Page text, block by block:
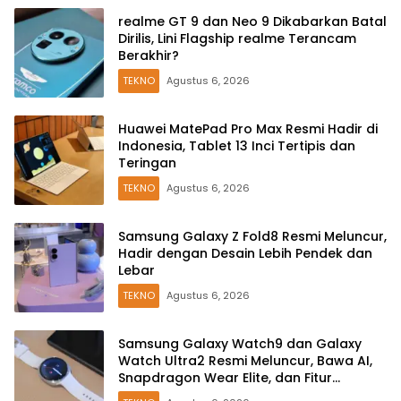
realme GT 9 dan Neo 9 Dikabarkan Batal
Dirilis, Lini Flagship realme Terancam
Berakhir?
TEKNO Agustus 6, 2026
Huawei MatePad Pro Max Resmi Hadir di
Indonesia, Tablet 13 Inci Tertipis dan
Teringan
TEKNO Agustus 6, 2026
Samsung Galaxy Z Fold8 Resmi Meluncur,
Hadir dengan Desain Lebih Pendek dan
Lebar
TEKNO Agustus 6, 2026
Samsung Galaxy Watch9 dan Galaxy
Watch Ultra2 Resmi Meluncur, Bawa AI,
Snapdragon Wear Elite, dan Fitur
Kesehatan Baru